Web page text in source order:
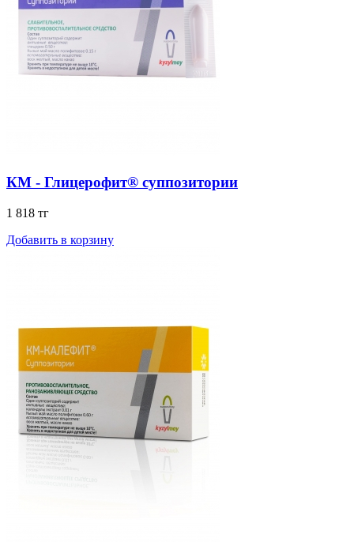
КМ - Глицерофит® суппозитории
1 818 тг
Добавить в корзину